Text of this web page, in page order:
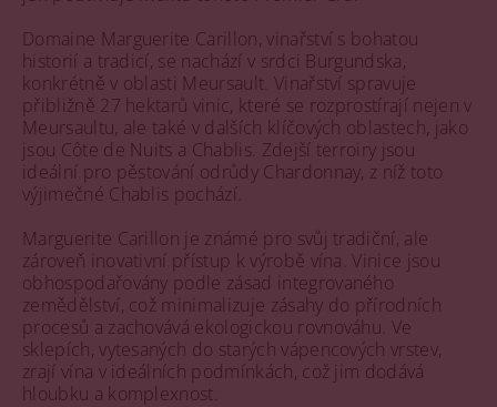
Domaine Marguerite Carillon, vinařství s bohatou
historií a tradicí, se nachází v srdci Burgundska,
konkrétně v oblasti Meursault. Vinařství spravuje
přibližně 27 hektarů vinic, které se rozprostírají nejen v
Meursaultu, ale také v dalších klíčových oblastech, jako
jsou Côte de Nuits a Chablis. Zdejší terroiry jsou
ideální pro pěstování odrůdy Chardonnay, z níž toto
výjimečné Chablis pochází.
Marguerite Carillon je známé pro svůj tradiční, ale
zároveň inovativní přístup k výrobě vína. Vinice jsou
obhospodařovány podle zásad integrovaného
zemědělství, což minimalizuje zásahy do přírodních
procesů a zachovává ekologickou rovnováhu. Ve
sklepích, vytesaných do starých vápencových vrstev,
zrají vína v ideálních podmínkách, což jim dodává
hloubku a komplexnost.